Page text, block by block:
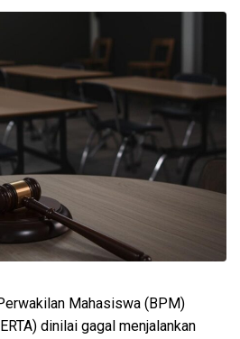
Mahasiswa (BPM)
dinilai gagal menjalankan